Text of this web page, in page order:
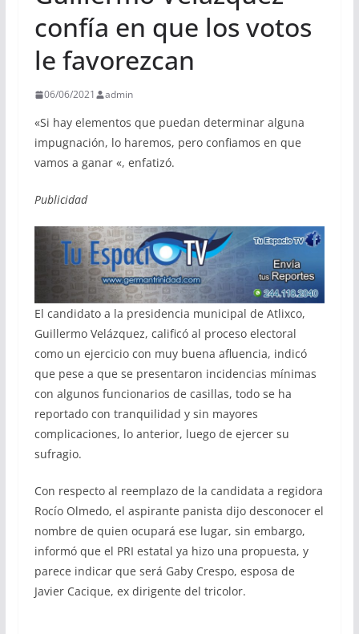
confía en que los votos
le favorezcan
06/06/2021 admin
«Si hay elementos que puedan determinar alguna
impugnación, lo haremos, pero confiamos en que
vamos a ganar «, enfatizó.
Publicidad
El candidato a la presidencia municipal de Atlixco,
Guillermo Velázquez, calificó al proceso electoral
como un ejercicio con muy buena afluencia, indicó
que pese a que se presentaron incidencias mínimas
con algunos funcionarios de casillas, todo se ha
reportado con tranquilidad y sin mayores
complicaciones, lo anterior, luego de ejercer su
sufragio.
Con respecto al reemplazo de la candidata a regidora
Rocío Olmedo, el aspirante panista dijo desconocer el
nombre de quien ocupará ese lugar, sin embargo,
informó que el PRI estatal ya hizo una propuesta, y
parece indicar que será Gaby Crespo, esposa de
Javier Cacique, ex dirigente del tricolor.